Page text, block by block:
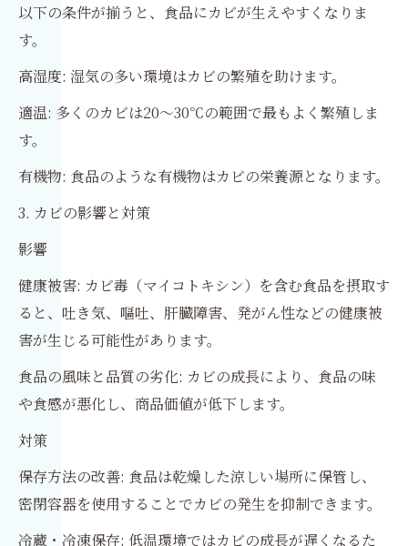
以下の条件が揃うと、食品にカビが生えやすくなりま
す。
高湿度: 湿気の多い環境はカビの繁殖を助けます。
適温: 多くのカビは20〜30℃の範囲で最もよく繁殖しま
す。
有機物: 食品のような有機物はカビの栄養源となります。
3. カビの影響と対策
影響
健康被害: カビ毒（マイコトキシン）を含む食品を摂取す
ると、吐き気、嘔吐、肝臓障害、発がん性などの健康被
害が生じる可能性があります。
食品の風味と品質の劣化: カビの成長により、食品の味
や食感が悪化し、商品価値が低下します。
対策
保存方法の改善: 食品は乾燥した涼しい場所に保管し、
密閉容器を使用することでカビの発生を抑制できます。
冷蔵・冷凍保存: 低温環境ではカビの成長が遅くなるた